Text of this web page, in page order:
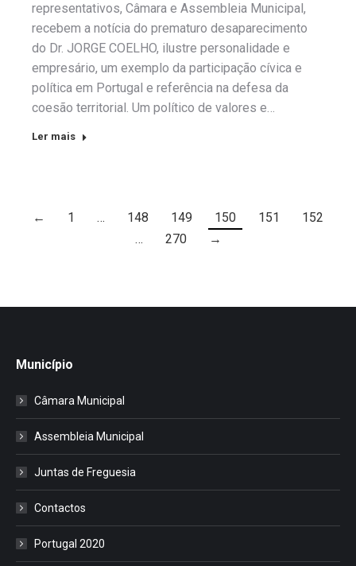
representativos, Câmara e Assembleia Municipal,
recebem a notícia do prematuro desaparecimento
do Dr. JORGE COELHO, ilustre personalidade e
empresário, um exemplo da participação cívica e
política em Portugal e referência na defesa da
coesão territorial. Um político de valores e…
Ler mais
← 1 … 148 149 150 151
152
…
270 →
Município
Câmara Municipal
Assembleia Municipal
Juntas de Freguesia
Contactos
Portugal 2020